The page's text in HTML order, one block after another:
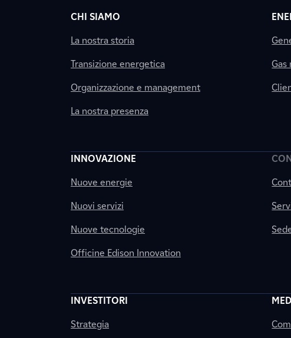
CHI SIAMO
La nostra storia
Transizione energetica
Organizzazione e management
La nostra presenza
Gas
INNOVAZIONE
Nuove energie
Nuovi servizi
Nuove tecnologie
Officine Edison Innovation
INVESTITORI
Strategia